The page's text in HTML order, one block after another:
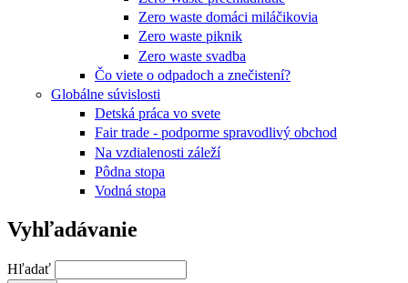
Zero waste domáci miláčikovia
Zero waste piknik
Zero waste svadba
Čo viete o odpadoch a znečistení?
Globálne súvislosti
Detská práca vo svete
Fair trade - podporme spravodlivý obchod
Na vzdialenosti záleží
Pôdna stopa
Vodná stopa
Vyhľadávanie
Hľadať